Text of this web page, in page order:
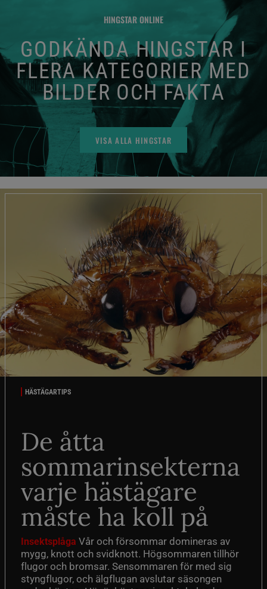
HINGSTAR ONLINE
GODKÄNDA HINGSTAR I
FLERA KATEGORIER MED
BILDER OCH FAKTA
VISA ALLA HINGSTAR
HÄSTÄGARTIPS
De åtta
sommarinsekterna
varje hästägare
måste ha koll på
Insektsplåga Vår och försommar domineras av
mygg, knott och svidknott. Högsommaren tillhör
flugor och bromsar. Sensommaren för med sig
styngflugor, och älgflugan avslutar säsongen